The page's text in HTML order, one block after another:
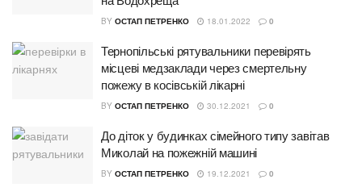
BY ОСТАП ПЕТРЕНКО 18.01.2022 0
Тернопільські рятувальники перевірять
місцеві медзаклади через смертельну
пожежу в косівській лікарні
BY ОСТАП ПЕТРЕНКО 30.12.2021 0
До діток у будинках сімейного типу завітав
Миколай на пожежній машині
BY ОСТАП ПЕТРЕНКО 19.12.2021 0